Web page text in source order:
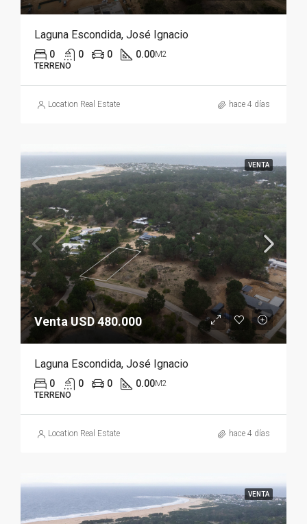
Laguna Escondida, José Ignacio
0 0 0 0.00M2
TERRENO
Location Real Estate hace 4 días
VENTA
Venta USD 480.000
Laguna Escondida, José Ignacio
0 0 0 0.00M2
TERRENO
Location Real Estate hace 4 días
VENTA